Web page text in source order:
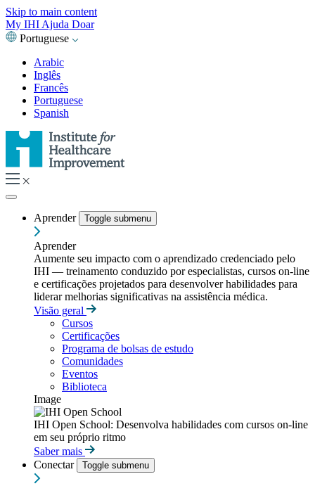
Skip to main content
My IHI Ajuda Doar
Portuguese
Arabic
Inglês
Francês
Portuguese
Spanish
Aprender Toggle submenu
Aprender
Aumente seu impacto com o aprendizado credenciado pelo
IHI — treinamento conduzido por especialistas, cursos on-line
e certificações projetados para desenvolver habilidades para
liderar melhorias significativas na assistência médica.
Visão geral
Cursos
Certificações
Programa de bolsas de estudo
Comunidades
Eventos
Biblioteca
Image
IHI Open School: Desenvolva habilidades com cursos on-line
em seu próprio ritmo
Saber mais
Conectar
Toggle submenu